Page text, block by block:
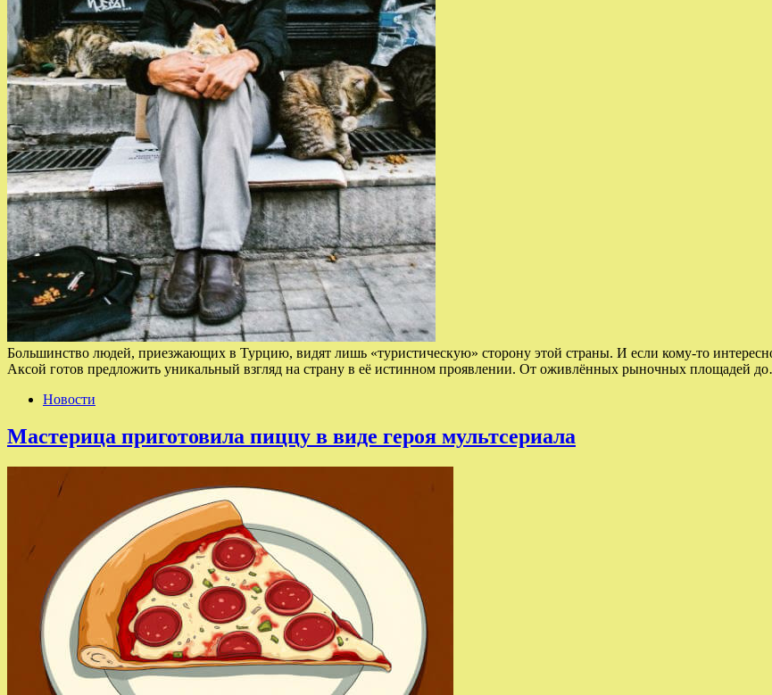
Большинство людей, приезжающих в Турцию, видят лишь «туристическую» сторону этой страны. И если кому-то
Аксой готов предложить уникальный взгляд на страну в её истинном проявлении. От оживлённых рыночных площадей
Новости
Мастерица приготовила пиццу в виде героя мультсериала